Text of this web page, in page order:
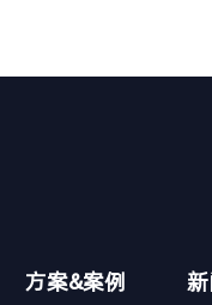
方案&案例